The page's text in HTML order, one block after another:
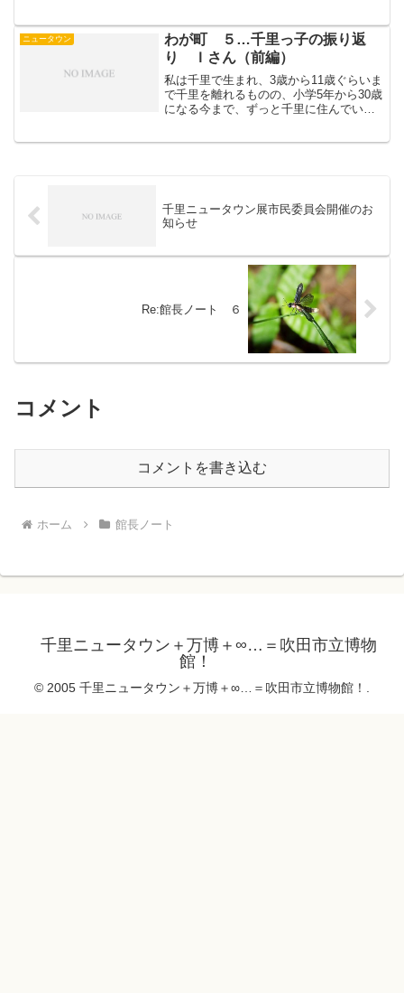
てきたため、残念ながらおかえりいただ
いたこどもが２０人ほどあ...
ニュータウン
わが町 ５…千里っ子の振り返
り Ｉさん（前編）
私は千里で生まれ、3歳から11歳ぐらいま
で千里を離れるものの、小学5年から30歳
になる今まで、ずっと千里に住んでいま
千里ニュータウン展市民委員会開催のお
知らせ
Re:館長ノート ６
コメント
コメントを書き込む
ホーム 館長ノート
千里ニュータウン＋万博＋∞…＝吹田市立博物
館！
© 2005 千里ニュータウン＋万博＋∞…＝吹田市立博物館！.